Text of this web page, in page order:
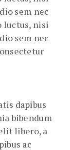
sem nec
luctus, nisi
sem nec
dapibus
bibendum
libero, a
ac